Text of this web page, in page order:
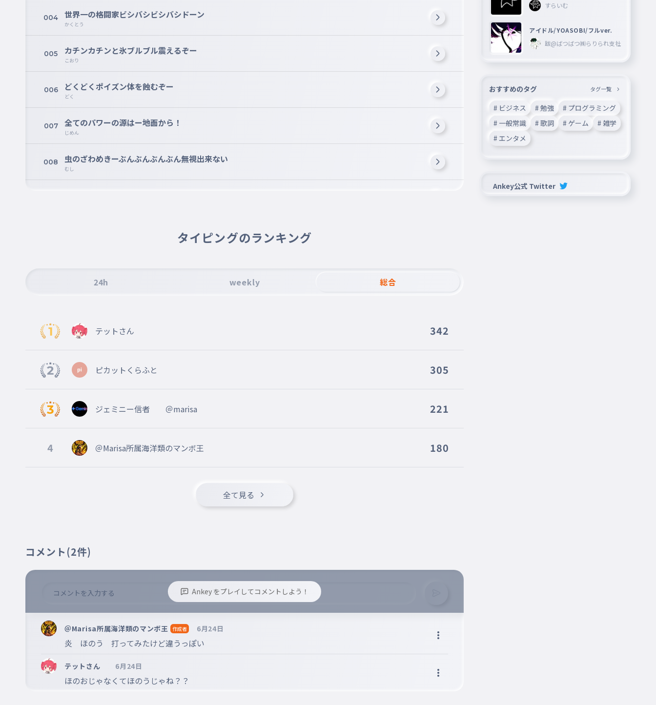
004 世界一の格闘家ビシバシビシバシドーン
かくとう
005 カチンカチンと氷ブルブル震えるぞー
こおり
006 どくどくポイズン体を蝕むぞー
どく
007 全てのパワーの源はー地面から！
じめん
008 虫のざわめきーぶんぶんぶんぶん無視出来ない
むし
ゴロゴロ岩ガツガツ岩ガッツで攻めろ
大きな顔でガォーと強いぞドラゴン！
014 キュートに可愛く美しく決めてフェアリー
015 おまけ
タイピングのランキング
24h weekly 総合
テットさん 342
ピカットくらふと 305
ジェミニー信者 ＠marisa 221
4 ＠Marisa所属海洋類のマンボ王 180
全て見る
コメント (2件)
Ankey をプレイしてコメントしよう！
※コメントするには、ログインが必要です。
＠Marisa所属海洋類のマンボ王 作成者 6月24日
炎　ほのう　打ってみたけど違うっぽい
テットさん 6月24日
ほのおじゃなくてほのうじゃね？？
すらいむ
アイドル/YOASOBI/フルver.
跋@ばつばつ㈱らりられ支社
おすすめのタグ タグ一覧
# ビジネス # 勉強
# プログラミング
# 一般常識
# 歌詞 # ゲーム
# 雑学
# エンタメ
Ankey公式 Twitter